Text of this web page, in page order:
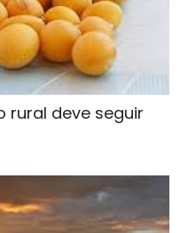
rural deve seguir